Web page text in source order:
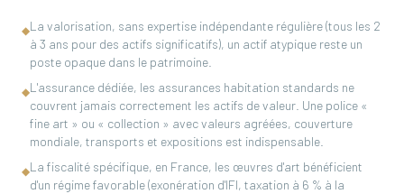
◆La valorisation, sans expertise indépendante régulière (tous les 2
à 3 ans pour des actifs significatifs), un actif atypique reste un
poste opaque dans le patrimoine.
◆L'assurance dédiée, les assurances habitation standards ne
couvrent jamais correctement les actifs de valeur. Une police «
fine art » ou « collection » avec valeurs agréées, couverture
mondiale, transports et expositions est indispensable.
◆La fiscalité spécifique, en France, les œuvres d'art bénéficient
d'un régime favorable (exonération d'IFI, taxation à 6 % à la